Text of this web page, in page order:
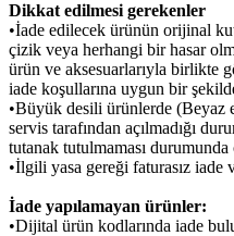
Dikkat edilmesi gerekenler
•İade edilecek ürünün orijinal
çizik veya herhangi bir hasar
ürün ve aksesuarlarıyla birlikte
iade koşullarına uygun bir
•Büyük desili ürünlerde (Beyaz
servis tarafından açılmadığı
tutanak tutulmaması
•İlgili yasa gereği faturasız iade
İade yapılamayan ürünler:
•Dijital ürün kodlarında iade